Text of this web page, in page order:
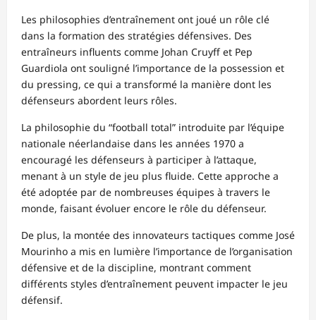
Les philosophies d’entraînement ont joué un rôle clé
dans la formation des stratégies défensives. Des
entraîneurs influents comme Johan Cruyff et Pep
Guardiola ont souligné l’importance de la possession et
du pressing, ce qui a transformé la manière dont les
défenseurs abordent leurs rôles.
La philosophie du “football total” introduite par l’équipe
nationale néerlandaise dans les années 1970 a
encouragé les défenseurs à participer à l’attaque,
menant à un style de jeu plus fluide. Cette approche a
été adoptée par de nombreuses équipes à travers le
monde, faisant évoluer encore le rôle du défenseur.
De plus, la montée des innovateurs tactiques comme José
Mourinho a mis en lumière l’importance de l’organisation
défensive et de la discipline, montrant comment
différents styles d’entraînement peuvent impacter le jeu
défensif.